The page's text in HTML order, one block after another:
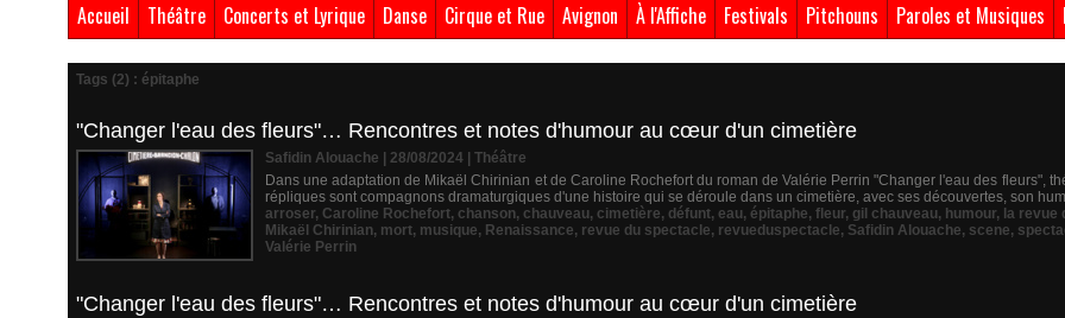
Accueil Théâtre Concerts et Lyrique Danse Cirque et Rue Avignon À l'Affiche Festivals Pitchouns Paroles et Musiques
Tags (2) : épitaphe
"Changer l'eau des fleurs"… Rencontres et notes d'humour au cœur d'un cimetière
Safidin Alouache | 28/08/2024
Théâtre
Dans une adaptation de Mikaël Chirinian et de Caroline Rochefort du roman de Valérie Perrin "Changer l'eau des fleurs",
répliques sont compagnons dramaturgiques d'une histoire qui se déroule dans un cimetière, avec ses découvertes, son
arroser, Caroline Rochefort, chanson, chauveau, cimetière, défunt, eau, épitaphe, fleur, gil chauveau, humour, la revue
Mikaël Chirinian, mort, musique, Renaissance, revue du spectacle, revueduspectacle, Safidin Alouache, scene,
Valérie Perrin
"Changer l'eau des fleurs"… Rencontres et notes d'humour au cœur d'un cimetière